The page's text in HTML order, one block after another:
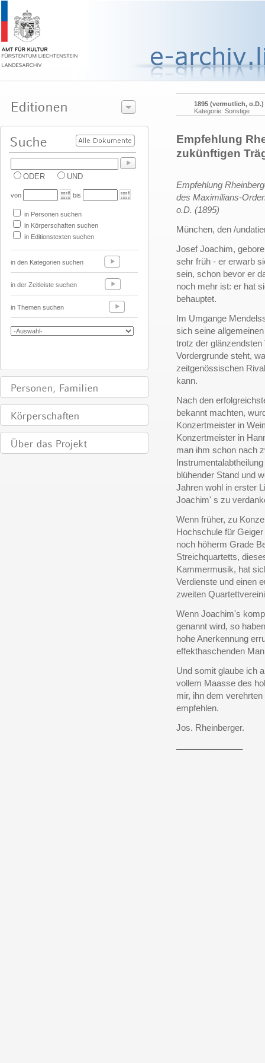
ODER UND
von bis
in Personen suchen
in Körperschaften suchen
in Editionstexten suchen
in den Kategorien suchen
in der Zeitleiste suchen
in Themen suchen
1895 (vermutlich, o.D.)
Kategorie: Sonstige
Empfehlung
zukünftigen
Empfehlung
des Maximilians-
o.D. (1895)
München, den /
Josef Joachim,
sehr früh - er erwarb
sein, schon bevor er
noch mehr ist: er hat
behauptet.
Im Umgange
sich seine
trotz der
Vordergrunde steht,
zeitgenössischen
kann.
Nach den
bekannt machten,
Konzertmeister in
Konzertmeister in
man ihm schon nach
blühender Stand und
Jahren wohl in erster
Joachim' s zu
Wenn früher, zu
Hochschule für
noch höherm Grade
Streichquartetts,
Kammermusik, hat
Verdienste und einen
zweiten
Wenn Joachim's
genannt wird, so
hohe Anerkennung
effekthaschenden
Und somit glaube ich
vollem Maasse des
mir, ihn dem
empfehlen.
Jos. Rheinberger.